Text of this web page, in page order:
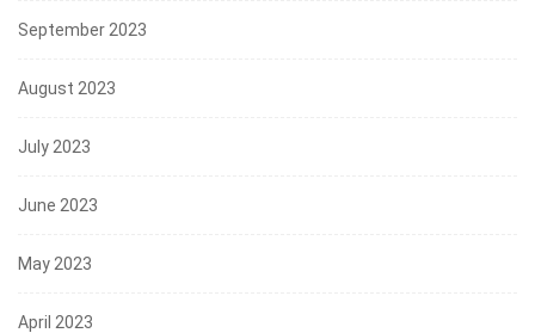
September 2023
August 2023
July 2023
June 2023
May 2023
April 2023